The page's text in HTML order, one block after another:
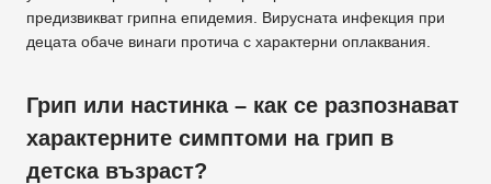
предизвикват грипна епидемия. Вирусната инфекция при
децата обаче винаги протича с характерни оплаквания.
Грип или настинка – как се разпознават
характерните симптоми на грип в
детска възраст?